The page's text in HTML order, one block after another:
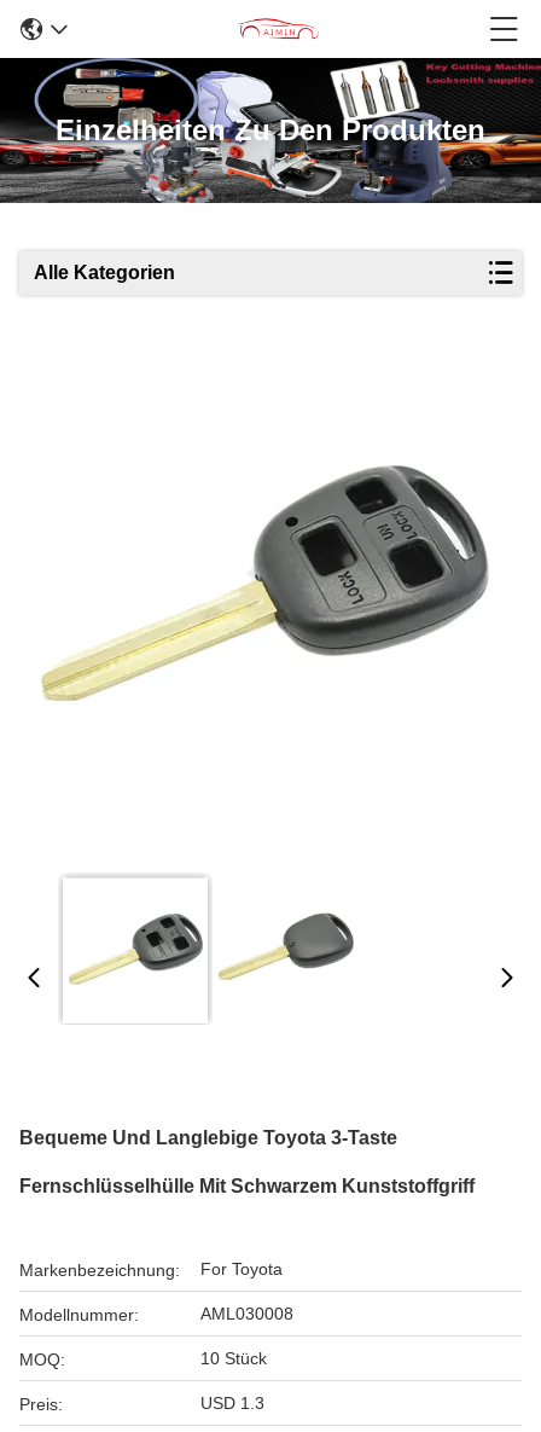
Einzelheiten Zu Den Produkten
Alle Kategorien
Bequeme Und Langlebige Toyota 3-Taste
Fernschlüsselhülle Mit Schwarzem Kunststoffgriff
Markenbezeichnung: For Toyota
Modellnummer: AML030008
MOQ: 10 Stück
Preis: USD 1.3